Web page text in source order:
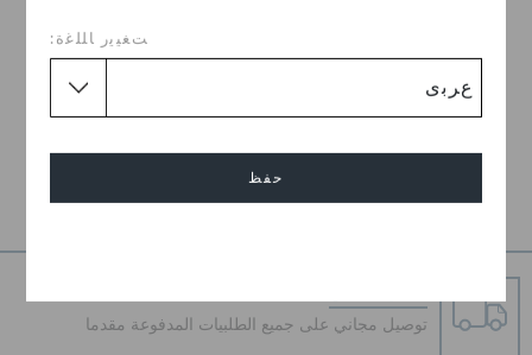
ﺖﻐﻴﻳﺭ ﺎﻠﻠﻏﺓ:
حفظ
توصيل مجاني على جميع الطلبيات المدفوعة مقدما